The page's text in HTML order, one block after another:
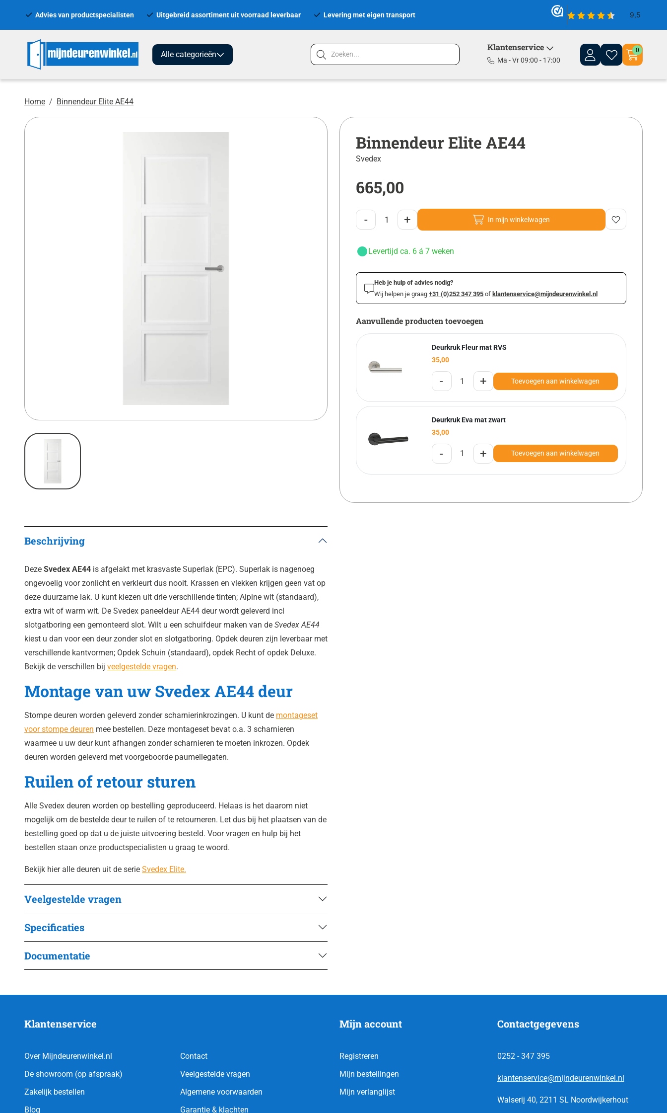
Advies van productspecialisten Uitgebreid assortiment uit voorraad leverbaar Levering met eigen transport
Alle categorieën
Klantenservice
Ma - Vr 09:00 - 17:00
0
Home Binnendeur Elite AE44
Beschrijving
Deze Svedex AE44 is afgelakt met krasvaste Superlak (EPC). Superlak is nagenoeg
ongevoelig voor zonlicht en verkleurt dus nooit. Krassen en vlekken krijgen geen vat op
deze duurzame lak. U kunt kiezen uit drie verschillende tinten; Alpine wit (standaard),
extra wit of warm wit. De Svedex paneeldeur AE44 deur wordt geleverd incl
slotgatboring een gemonteerd slot. Wilt u een schuifdeur maken van de Svedex AE44
kiest u dan voor een deur zonder slot en slotgatboring. Opdek deuren zijn leverbaar met
verschillende kantvormen; Opdek Schuin (standaard), opdek Recht of opdek Deluxe.
Bekijk de verschillen bij veelgestelde vragen.
Montage van uw Svedex AE44 deur
Stompe deuren worden geleverd zonder scharnierinkrozingen. U kunt de montageset
voor stompe deuren mee bestellen. Deze montageset bevat o.a. 3 scharnieren
waarmee u uw deur kunt afhangen zonder scharnieren te moeten inkrozen. Opdek
deuren worden geleverd met voorgeboorde paumellegaten.
Ruilen of retour sturen
Alle Svedex deuren worden op bestelling geproduceerd. Helaas is het daarom niet
mogelijk om de bestelde deur te ruilen of te retourneren. Let dus bij het plaatsen van de
bestelling goed op dat u de juiste uitvoering besteld. Voor vragen en hulp bij het
bestellen staan onze productspecialisten u graag te woord.
Bekijk hier alle deuren uit de serie Svedex Elite.
Veelgestelde vragen
Specificaties
Documentatie
Binnendeur Elite AE44
Svedex
665,00
- + In mijn winkelwagen
Levertijd ca. 6 á 7 weken
Heb je hulp of advies nodig?
Wij helpen je graag +31 (0)252 347 395 of klantenservice@mijndeurenwinkel.nl
Aanvullende producten toevoegen
Deurkruk Fleur mat RVS
35,00
- + Toevoegen aan winkelwagen
Deurkruk Eva mat zwart
35,00
- + Toevoegen aan winkelwagen
Klantenservice
Over Mijndeurenwinkel.nl
De showroom (op afspraak)
Zakelijk bestellen
Blog
Contact
Veelgestelde vragen
Algemene voorwaarden
Garantie & klachten
Mijn account
Registreren
Mijn bestellingen
Mijn verlanglijst
Contactgegevens
0252 - 347 395
klantenservice@mijndeurenwinkel.nl
Walserij 40, 2211 SL Noordwijkerhout